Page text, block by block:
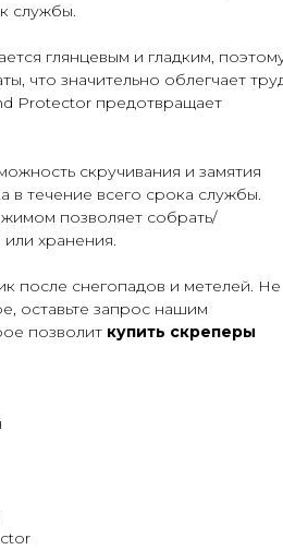
службы.
глянцевым и гладким,
что значительно облегчает
Protector предотвращает
скручивания и замятия
в течение всего срока службы.
позволяет собрать/
хранения.
после снегопадов и метелей. Не
оставьте запрос нашим
позволит купить скреперы